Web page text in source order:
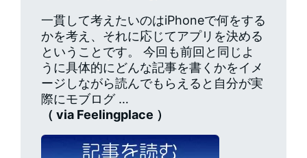
一貫して考えたいのはiPhoneで何をする
かを考え、それに応じてアプリを決める
ということです。 今回も前回と同じよ
うに具体的にどんな記事を書くかをイメ
ージしながら読んでもらえると自分が実
際にモブログ …
（ via Feelingplace ）